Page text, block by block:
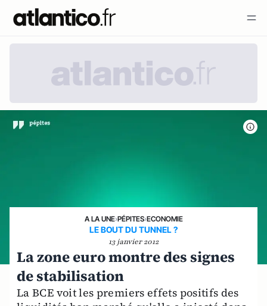
A LA UNE›PÉPITES›ECONOMIE
LE BOUT DU TUNNEL ?
13 janvier 2012
La zone euro montre des signes
de stabilisation
La BCE voit les premiers effets positifs des